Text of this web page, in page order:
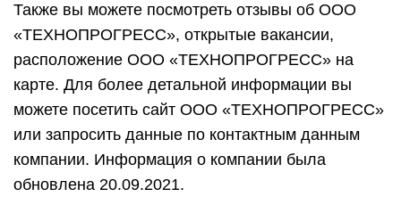
Также вы можете посмотреть отзывы об ООО
«ТЕХНОПРОГРЕСС», открытые вакансии,
расположение ООО «ТЕХНОПРОГРЕСС» на
карте. Для более детальной информации вы
можете посетить сайт ООО «ТЕХНОПРОГРЕСС»
или запросить данные по контактным данным
компании. Информация о компании была
обновлена 20.09.2021.